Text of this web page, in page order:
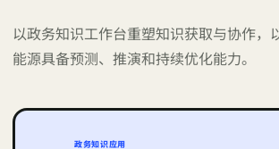
以政务知识工作台重塑知识获取与协作，
能源具备预测、推演和持续优化能力。
政务知识应用